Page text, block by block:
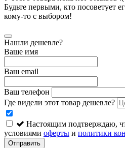
Будьте первыми, кто посоветует
кому-то с выбором!
Нашли дешевле?
Ваше имя
Ваш email
Ваш телефон
Где видели этот товар дешевле?
Настоящим подтверждаю,
условиями оферты и политики
Отправить